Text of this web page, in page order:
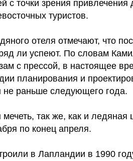
с точки зрения привлечения
туристов.
отеля отмечают, что
ли успеют. По словам
с прессой, в настоящее
планирования и
не раньше следующего года.
так же, как и ледяная
по конец апреля.
в Лапландии в 1990